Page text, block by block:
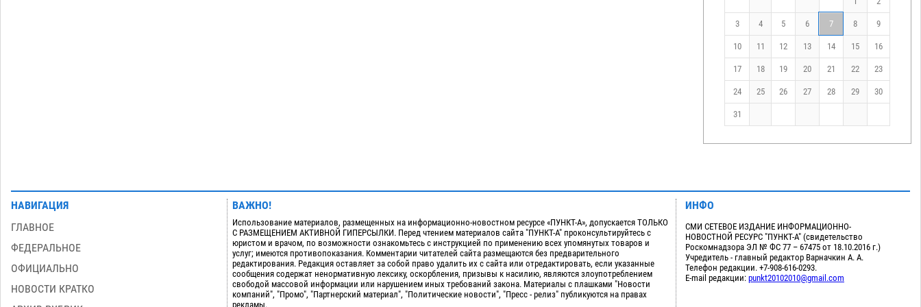
3 4 5 6 7 8 9
10 11 12 13 14 15 16
17 18 19 20 21 22 23
24 25 26 27 28 29 30
31
НАВИГАЦИЯ
ГЛАВНОЕ
ФЕДЕРАЛЬНОЕ
ОФИЦИАЛЬНО
НОВОСТИ КРАТКО
ВАЖНО!
Использование материалов, размещенных на информационно-новостном ресурсе «ПУНКТ-А», допускается ТОЛЬКО
С РАЗМЕЩЕНИЕМ АКТИВНОЙ ГИПЕРСЫЛКИ. Перед чтением материалов сайта "ПУНКТ-А" проконсультируйтесь с
юристом и врачом, по возможности ознакомьтесь с инструкцией по применению всех упомянутых товаров и
услуг; имеются противопоказания. Комментарии читателей сайта размещаются без предварительного
редактирования. Редакция оставляет за собой право удалить их с сайта или отредактировать, если указанные
сообщения содержат ненормативную лексику, оскорбления, призывы к насилию, являются злоупотреблением
свободой массовой информации или нарушением иных требований закона. Материалы с плашками "Новости
компаний", "Промо", "Партнерский материал", "Политические новости", "Пресс - релиз" публикуются на правах
рекламы.
ИНФО
СМИ СЕТЕВОЕ ИЗДАНИЕ ИНФОРМАЦИОННО-
НОВОСТНОЙ РЕСУРС "ПУНКТ-А" (свидетельство
Роскомнадзора ЭЛ № ФС 77 – 67475 от 18.10.2016 г.)
Учредитель - главный редактор Варначкин А. А.
Телефон редакции. +7-908-616-0293.
E-mail редакции: punkt20102010@gmail.com